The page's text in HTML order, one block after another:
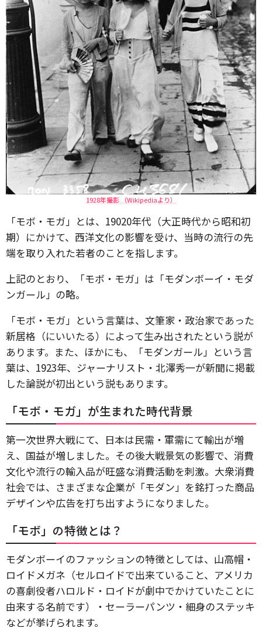
1928年撮影 （Wikipediaより）
「モボ・モガ」とは、19020年代（大正時代から昭和初
期）にかけて、西洋文化の影響を受け、当時の流行の先
端を取り入れた若者のことを指します。
上記のとおり、「モボ・モガ」は「モダンボーイ・モダ
ンガール」の略。
「モボ・モガ」という言葉は、文筆家・政治家であった
新居格（にいいたる）によって生み出されたという説が
あります。また、ほかにも、「モダンガール」という言
葉は、1923年、ジャーナリスト・北澤秀一が新聞に掲載
した論説が初出という説もあります。
「モボ・モガ」が生まれた時代背景
第一次世界大戦にて、日本は民需・軍需にて輸出が増
え、国益が増しました。その後大戦景気の影響で、消費
文化や流行の輸入品が旺盛な消費活動を刺激。大衆消費
社会では、さまざまな企業が「モダン」を銘打った商品
デザインや広告を打ち出すようになりました。
「モボ」の特徴とは？
モダンボーイのファッションの特徴としては、山高帽・
ロイドメガネ（セルロイドで出来ていること、アメリカ
の喜劇役者ハロルド・ロイドが劇中でかけていたことに
由来する名前です）・セーラーパンツ・細身のステッキ
などが挙げられます。